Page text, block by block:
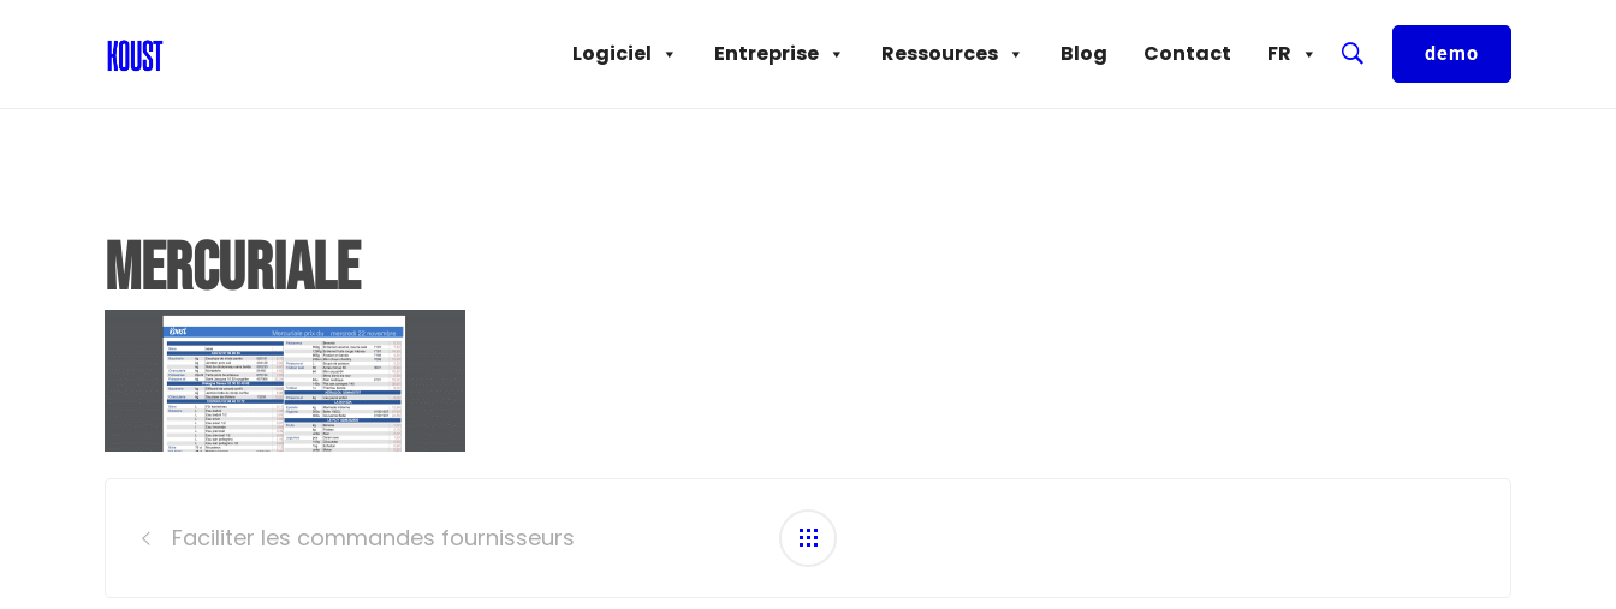
FR
Contact
Blog
Ressources
Entreprise
Logiciel demo
mercuriale
navigation
Faciliter les commandes fournisseurs